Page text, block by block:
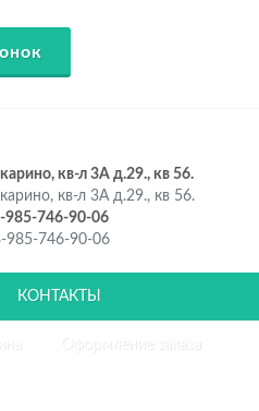
кв-л 3А д.29., кв 56.
кв-л 3А д.29., кв 56.
985-746-90-06
985-746-90-06
КОНТАКТЫ